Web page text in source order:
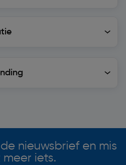
nieuwsbrief en mis
iets.